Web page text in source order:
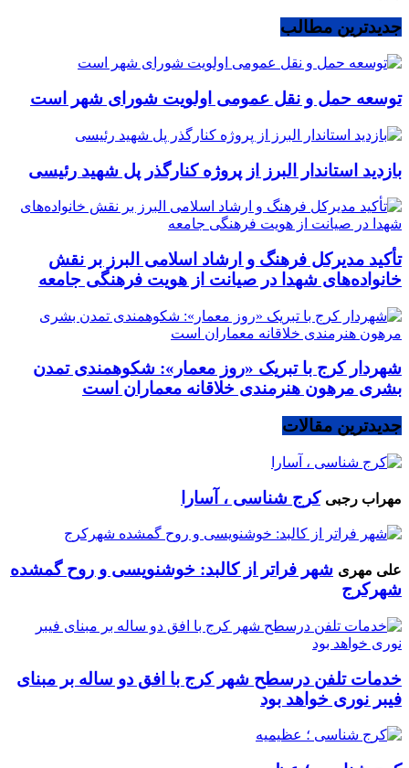
جدیدترین مطالب
توسعه حمل و نقل عمومی اولویت شورای شهر است
بازدید استاندار البرز از پروژه کنارگذر پل شهید رئیسی
تأکید مدیرکل فرهنگ و ارشاد اسلامی البرز بر نقش
خانواده‌های شهدا در صیانت از هویت فرهنگی جامعه
شهردار کرج با تبریک «روز معمار»: شکوهمندی تمدن
بشری مرهون هنرمندی خلاقانه معماران است
جدیدترین مقالات
مهراب رجبی کرج شناسی ، آسارا
علی مهری شهر فراتر از کالبد: خوشنویسی و روح گمشده
شهرکرج
خدمات تلفن درسطح شهر کرج با افق دو ساله بر مبنای
فیبر نوری خواهد بود